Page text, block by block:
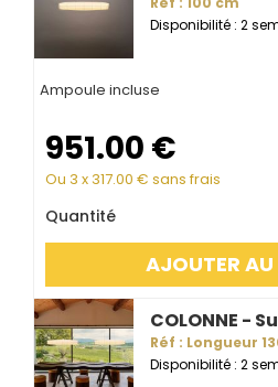
Disponibilité : 2
Ampoule incluse
951.00 €
Ou 3 x 317.00 € sans frais
Quantité
AJOUTER AU
COLONNE -
Réf : Longueur
Disponibilité : 2